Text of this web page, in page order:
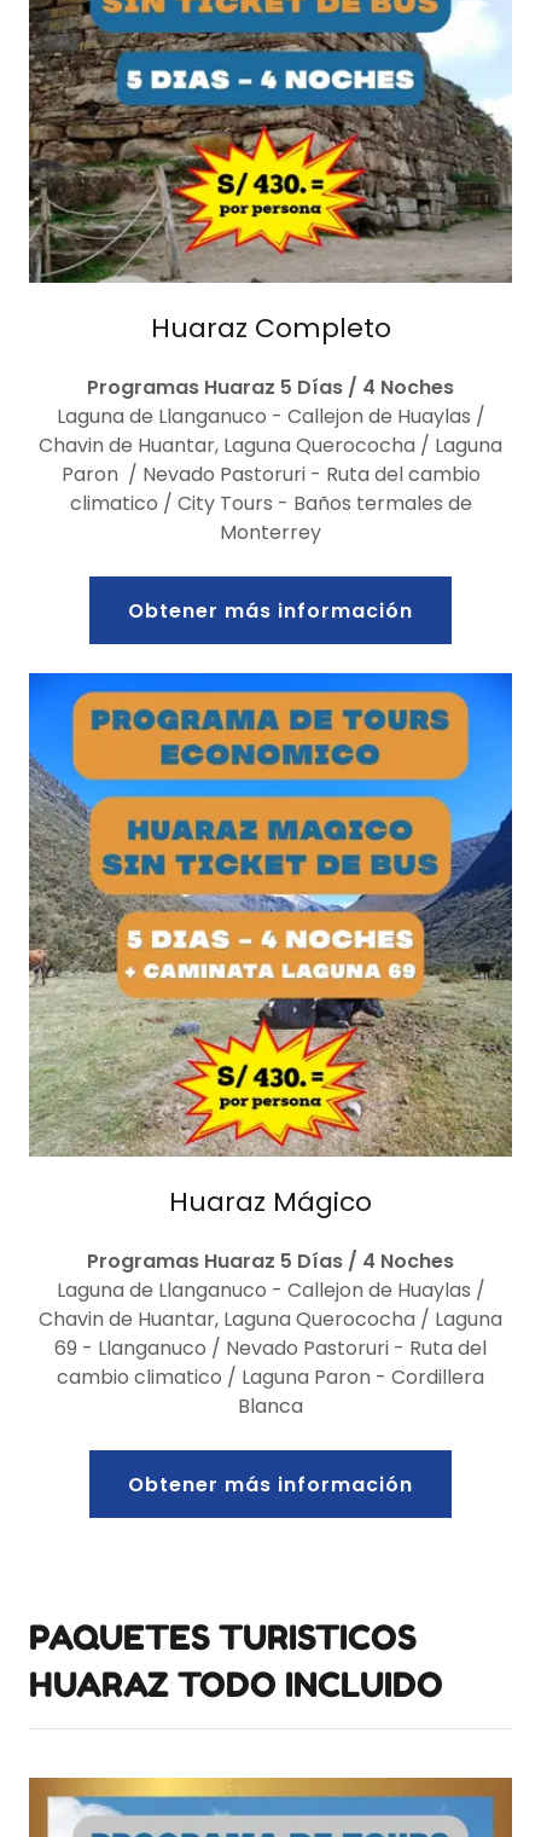
Huaraz Completo
Programas Huaraz 5 Días / 4 Noches
Laguna de Llanganuco - Callejon de Huaylas /
Chavin de Huantar, Laguna Querococha / Laguna
Paron / Nevado Pastoruri - Ruta del cambio
climatico / City Tours - Baños termales de
Monterrey
Obtener más información
Huaraz Mágico
Programas Huaraz 5 Días / 4 Noches
Laguna de Llanganuco - Callejon de Huaylas /
Chavin de Huantar, Laguna Querococha / Laguna
69 - Llanganuco / Nevado Pastoruri - Ruta del
cambio climatico / Laguna Paron - Cordillera
Blanca
Obtener más información
PAQUETES TURISTICOS
HUARAZ TODO INCLUIDO